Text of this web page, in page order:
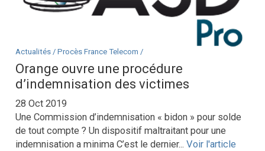
Actualités /Procès France Telecom /
Orange ouvre une procédure
d’indemnisation des victimes
28 Oct 2019
Une Commission d’indemnisation « bidon » pour solde
de tout compte ? Un dispositif maltraitant pour une
indemnisation a minima C’est le dernier...Voir l'article